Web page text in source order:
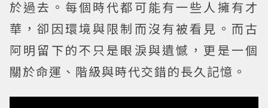
於過去。每個時代都可能有一些人擁有才
華，卻因環境與限制而沒有被看見。而古
阿明留下的不只是眼淚與遺憾，更是一個
關於命運、階級與時代交錯的長久記憶。